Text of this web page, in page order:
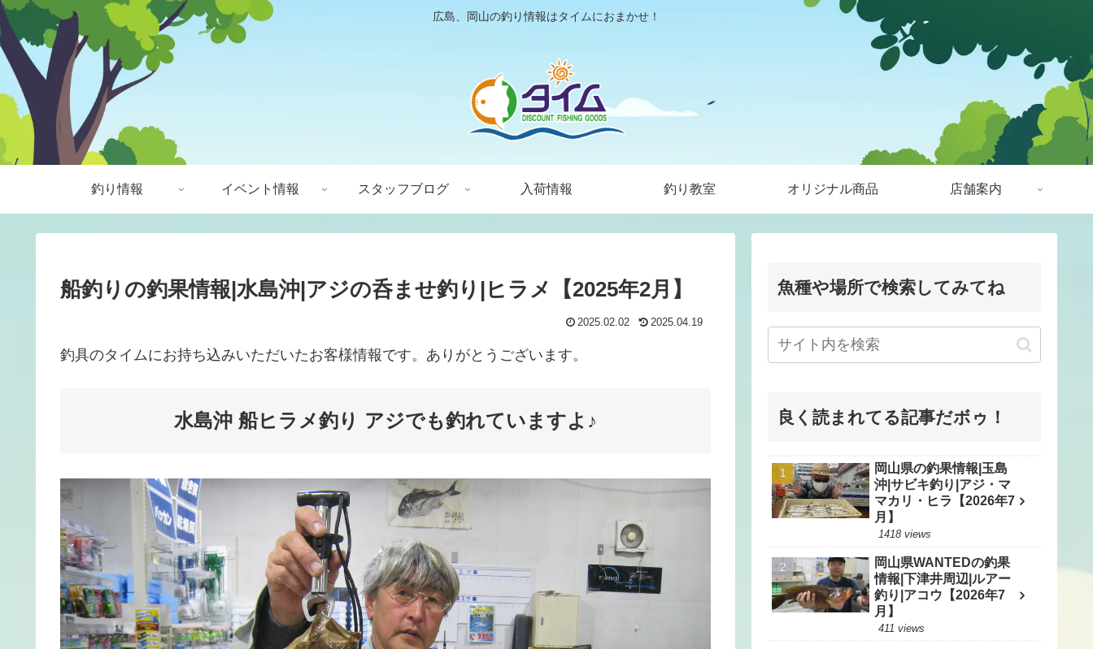
広島、岡山の釣り情報はタイムにおまかせ！
釣り情報 イベント情報 スタッフブログ 入荷情報 釣り教室 オリジナル商品 店舗案内
船釣りの釣果情報|水島沖|アジの呑ませ釣り|ヒラメ【2025年2月】
2025.02.02 2025.04.19
釣具のタイムにお持ち込みいただいたお客様情報です。ありがとうございます。
水島沖 船ヒラメ釣り アジでも釣れていますよ♪
魚種や場所で検索してみてね
良く読まれてる記事だボゥ！
岡山県の釣果情報|玉島
沖|サビキ釣り|アジ・マ
マカリ・ヒラ【2026年7
月】
1418 views
岡山県WANTEDの釣果
情報|下津井周辺|ルアー
釣り|アコウ【2026年7
月】
411 views